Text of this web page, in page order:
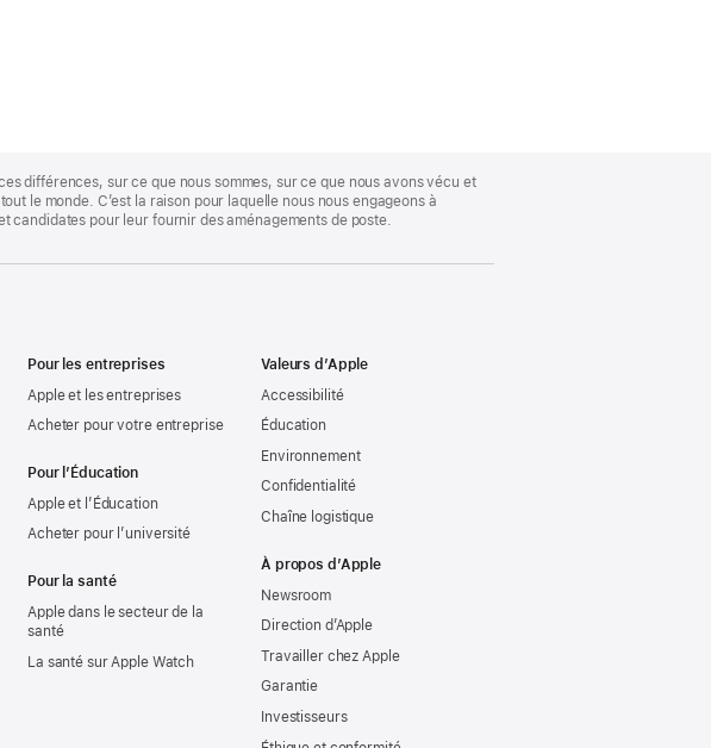
différences, sur ce que nous sommes, sur ce que nous avons vécu et
le monde. C’est la raison pour laquelle nous nous engageons à
candidates pour leur fournir des aménagements de poste.
Pour les entreprises
Apple et les entreprises
Acheter pour votre entreprise
Pour l’Éducation
Apple et l’Éducation
Acheter pour l’université
Pour la santé
Apple dans le secteur de la
santé
La santé sur Apple Watch
Valeurs d’Apple
Accessibilité
Éducation
Environnement
Confidentialité
Chaîne logistique
À propos d’Apple
Newsroom
Direction d’Apple
Travailler chez Apple
Garantie
Investisseurs